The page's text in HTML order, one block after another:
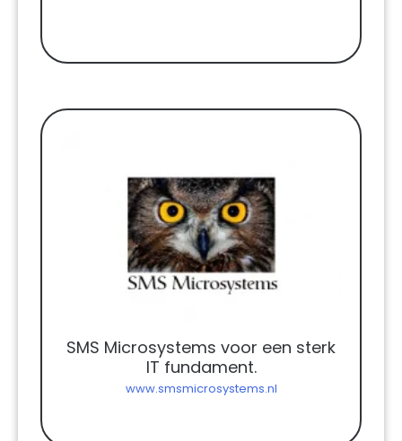
SMS Microsystems voor een sterk
IT fundament.
www.smsmicrosystems.nl